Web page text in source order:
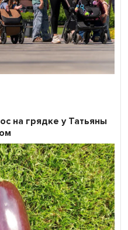
на грядке у Татьяны